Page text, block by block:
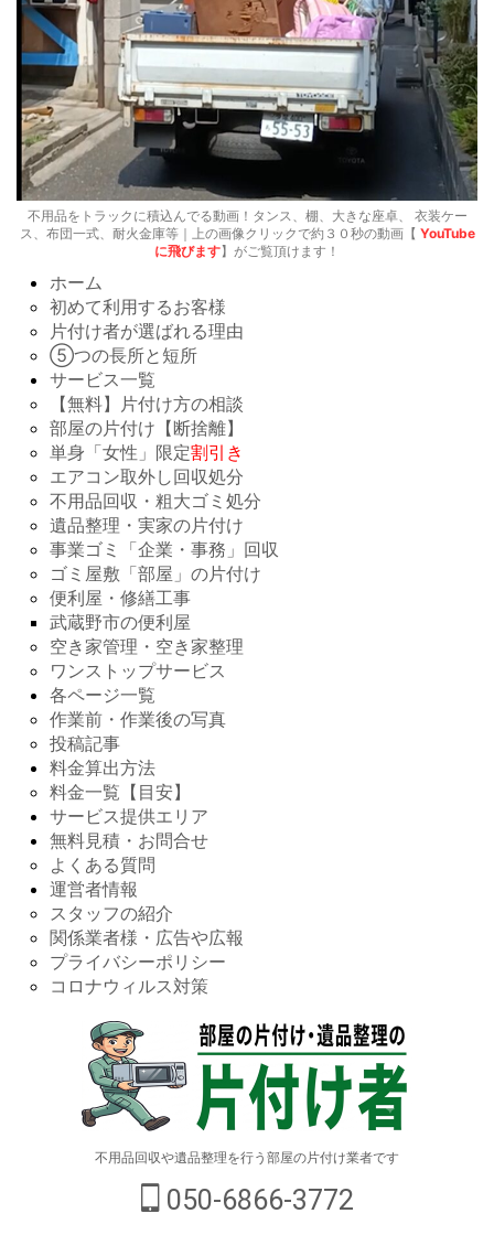
不用品をトラックに積込んでる動画！タンス、棚、大きな座卓、 衣装ケー
ス、布団一式、耐火金庫等｜上の画像クリックで約３０秒の動画【 YouTube
に飛びます】がご覧頂けます！
ホーム
初めて利用するお客様
片付け者が選ばれる理由
⑤つの長所と短所
サービス一覧
【無料】片付け方の相談
部屋の片付け【断捨離】
単身「女性」限定割引き
エアコン取外し回収処分
不用品回収・粗大ゴミ処分
遺品整理・実家の片付け
事業ゴミ「企業・事務」回収
ゴミ屋敷「部屋」の片付け
便利屋・修繕工事
武蔵野市の便利屋
空き家管理・空き家整理
ワンストップサービス
各ページ一覧
作業前・作業後の写真
投稿記事
料金算出方法
料金一覧【目安】
サービス提供エリア
無料見積・お問合せ
よくある質問
運営者情報
スタッフの紹介
関係業者様・広告や広報
プライバシーポリシー
コロナウィルス対策
不用品回収や遺品整理を行う部屋の片付け業者です
050-6866-3772